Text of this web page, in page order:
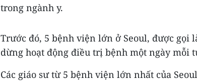
trong ngành y.
Trước đó, 5 bệnh viện lớn ở Seoul, được gọi
dừng hoạt động điều trị bệnh một ngày mỗi
Các giáo sư từ 5 bệnh viện lớn nhất của